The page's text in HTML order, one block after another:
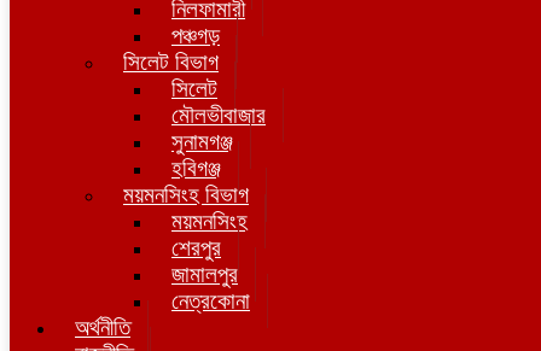
নিলফামারী
পঞ্চগড়
সিলেট বিভাগ
সিলেট
মৌলভীবাজার
সুনামগঞ্জ
হবিগঞ্জ
ময়মনসিংহ বিভাগ
ময়মনসিংহ
শেরপুর
জামালপুর
নেত্রকোনা
অর্থনীতি